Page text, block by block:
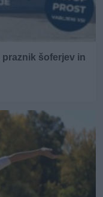
šoferjev in